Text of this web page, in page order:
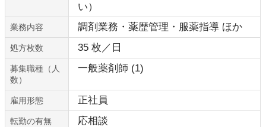
い）
業務内容 調剤業務・薬歴管理・服薬指導 ほか
処方枚数 35 枚／日
募集職種（人
数）
一般薬剤師 (1)
雇用形態 正社員
転勤の有無 応相談